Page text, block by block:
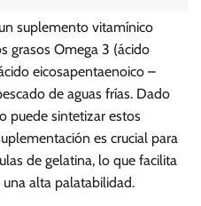
opciones
pueden
elegir
en
la
producto
suplemento vitamínico
grasos Omega 3 (ácido
eicosapentaenoico –
de aguas frías. Dado
puede sintetizar estos
es crucial para
de gelatina, lo que facilita
alta palatabilidad.